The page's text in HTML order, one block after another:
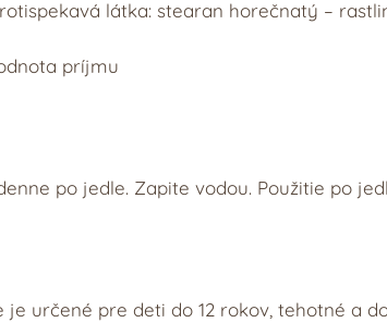
látka: stearan horečnatý –
príjmu
po jedle. Zapite vodou. Použitie po
je určené pre deti do 12 rokov, tehotné a